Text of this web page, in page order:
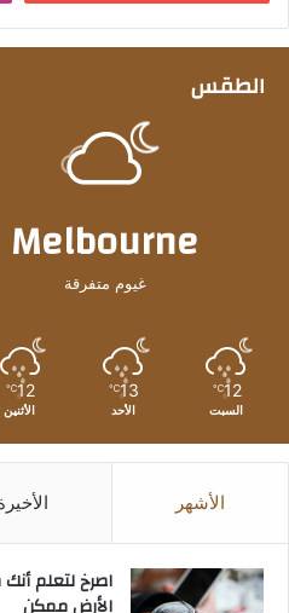
الطقس
Melbourne
غيوم متفرقة
12
℃
السبت
13
℃
الأحد
12
℃
الأثنين
الأشهر
‫اصرخ لتعلم